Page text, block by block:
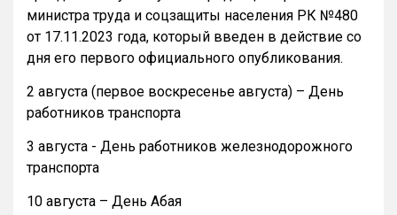
министра труда и соцзащиты населения РК №480
от 17.11.2023 года, который введен в действие со
дня его первого официального опубликования.
2 августа (первое воскресенье августа) – День
работников транспорта
3 августа - День работников железнодорожного
транспорта
10 августа – День Абая